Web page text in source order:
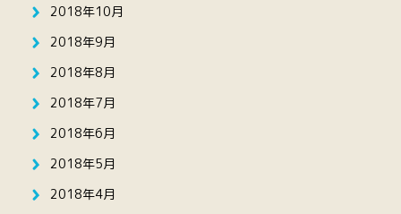
2018年10月
2018年9月
2018年8月
2018年7月
2018年6月
2018年5月
2018年4月